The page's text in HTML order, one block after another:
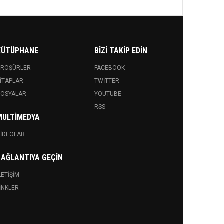
GEÇIN
BIZI TAKIP EDIN
FACEBOOK
TWITTER
YOUTUBE
RSS